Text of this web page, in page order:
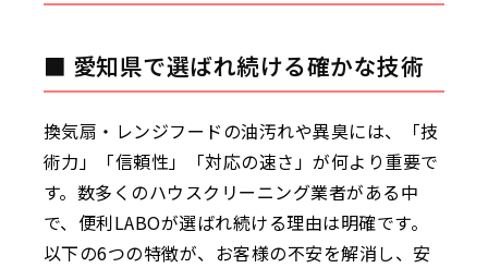
■ 愛知県で選ばれ続ける確かな技術
換気扇・レンジフードの油汚れや異臭には、「技
術力」「信頼性」「対応の速さ」が何より重要で
す。数多くのハウスクリーニング業者がある中
で、便利LABOが選ばれ続ける理由は明確です。
以下の6つの特徴が、お客様の不安を解消し、安